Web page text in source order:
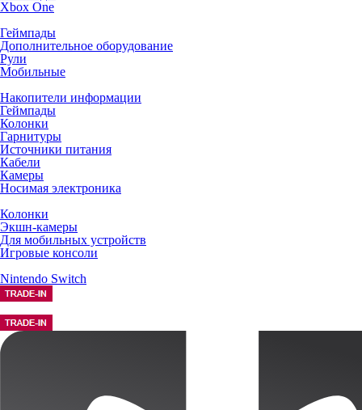
Xbox One
Геймпады
Дополнительное оборудование
Рули
Мобильные
Накопители информации
Геймпады
Колонки
Гарнитуры
Источники питания
Кабели
Камеры
Носимая электроника
Колонки
Экшн-камеры
Для мобильных устройств
Игровые консоли
Nintendo Switch